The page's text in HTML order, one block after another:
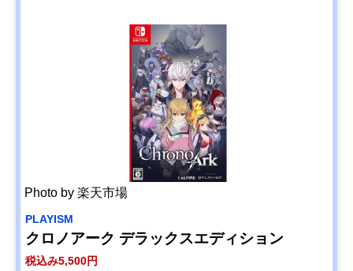
Photo by 楽天市場
PLAYISM
クロノアーク デラックスエディション
税込み5,500円